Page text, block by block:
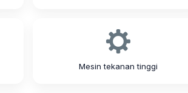
Mesin tekanan tinggi